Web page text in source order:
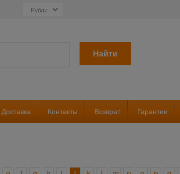
Найти
Доставка Контакты Возврат Гарантии